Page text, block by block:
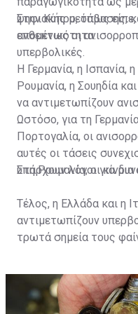
ψηφιακής μετάβασης,
ανθεκτικότητα.
Στην Κύπρο, όπως
επομένως οι
υπερβολικές.
Η Γερμανία, η Ισπανία,
Ρουμανία, η Σουηδία
να αντιμετωπίζουν
Ωστόσο, για τη
Πορτογαλία, οι
αυτές οι τάσεις
υπάρχουν λόγοι για
Στη Ρουμανία, οι
Τέλος, η Ελλάδα και η
αντιμετωπίζουν
τρωτά σημεία τους